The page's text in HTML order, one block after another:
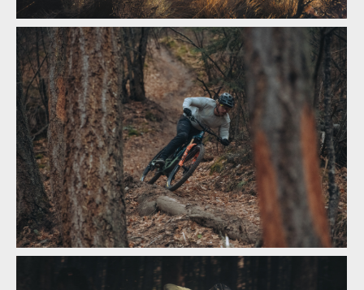
Novinka: Zcela nový Rocky Mountain Altitude - návrat odpružení
LC2R
Novinka: Zcela nový Rocky Mountain Altitude - návrat odpružení
LC2R
Novinka: Zcela nový Rocky Mountain Altitude - návrat odpružení
LC2R
Novinka: Zcela nový Rocky Mountain Altitude - návrat odpružení
Novinka: Zcela nový Rocky Mountain Altitude - návrat odpružení